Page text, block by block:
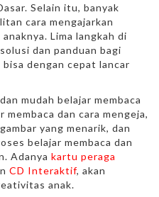
Selain itu, banyak
cara mengajarkan
Lima langkah di
dan panduan bagi
dengan cepat lancar
mudah belajar membaca
dan cara mengeja,
yang menarik, dan
belajar membaca dan
Adanya kartu peraga
CD Interaktif, akan
anak.